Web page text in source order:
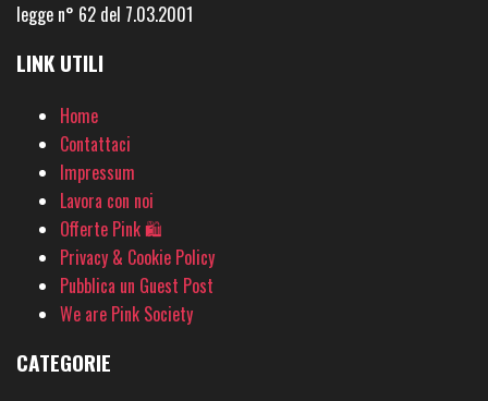
legge n° 62 del 7.03.2001
LINK UTILI
Home
Contattaci
Impressum
Lavora con noi
Offerte Pink 🛍
Privacy & Cookie Policy
Pubblica un Guest Post
We are Pink Society
CATEGORIE